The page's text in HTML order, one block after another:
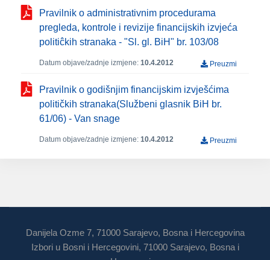
Pravilnik o administrativnim procedurama
pregleda, kontrole i revizije financijskih izvjeća
politiĉkih stranaka - "Sl. gl. BiH" br. 103/08
Datum objave/zadnje izmjene: 10.4.2012 Preuzmi
Pravilnik o godišnjim financijskim izvješćima
političkih stranaka(Službeni glasnik BiH br.
61/06) - Van snage
Datum objave/zadnje izmjene: 10.4.2012 Preuzmi
Danijela Ozme 7, 71000 Sarajevo, Bosna i Hercegovina
Izbori u Bosni i Hercegovini, 71000 Sarajevo, Bosna i